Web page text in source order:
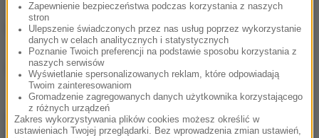
Opracowanie:Joanna Potocka
Źródło: RMF FM
chcesz widzieć więcej artykułów od RMF24?dodaj w
Google
Zapewnienie bezpieczeństwa podczas korzystania z naszych
stron
Ulepszenie świadczonych przez nas usług poprzez wykorzystanie
danych w celach analitycznych i statystycznych
Poznanie Twoich preferencji na podstawie sposobu korzystania z
naszych serwisów
Wyświetlanie spersonalizowanych reklam, które odpowiadają
Twoim zainteresowaniom
Gromadzenie zagregowanych danych użytkownika korzystającego
z różnych urządzeń
Zakres wykorzystywania plików cookies możesz określić w
ustawieniach Twojej przeglądarki. Bez wprowadzenia zmian ustawień,